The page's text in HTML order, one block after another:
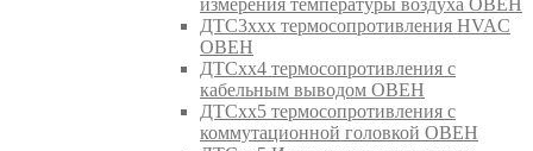
измерения температуры воздуха ОВЕН
ДТС3ххх термосопротивления HVAC
ОВЕН
ДТСхх4 термосопротивления с
кабельным выводом ОВЕН
ДТСхх5 термосопротивления с
коммутационной головкой ОВЕН